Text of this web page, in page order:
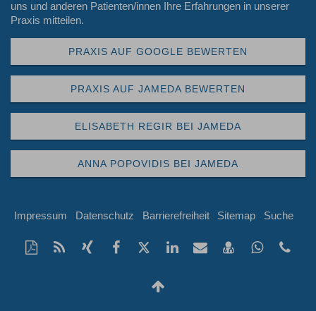
uns und anderen Patienten/innen Ihre Erfahrungen in unserer
Praxis mitteilen.
PRAXIS AUF GOOGLE BEWERTEN
PRAXIS AUF JAMEDA BEWERTEN
ELISABETH REGIR BEI JAMEDA
ANNA POPOVIDIS BEI JAMEDA
Impressum Datenschutz Barrierefreiheit Sitemap Suche
Diese
Seite
RSS-
Feed
Auf
Xing
Auf
Facebook
Auf
Twitter
LinkedIn
Per
Mail
vCard
speichern
Auf
Whatsapp